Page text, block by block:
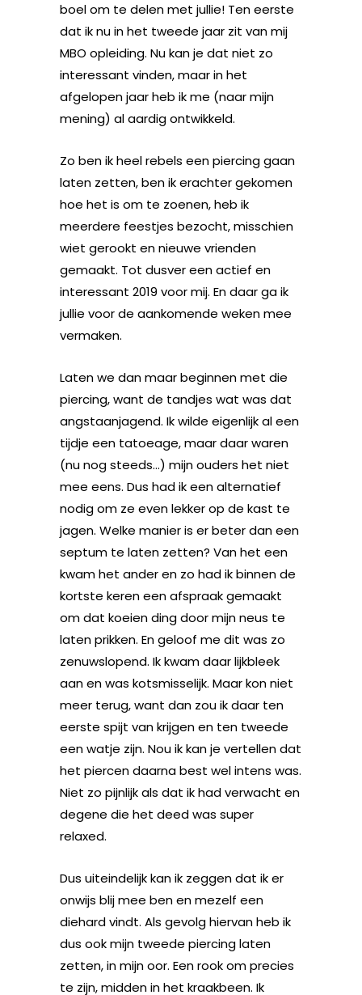
boel om te delen met jullie! Ten eerste
dat ik nu in het tweede jaar zit van mij
MBO opleiding. Nu kan je dat niet zo
interessant vinden, maar in het
afgelopen jaar heb ik me (naar mijn
mening) al aardig ontwikkeld.
Zo ben ik heel rebels een piercing gaan
laten zetten, ben ik erachter gekomen
hoe het is om te zoenen, heb ik
meerdere feestjes bezocht, misschien
wiet gerookt en nieuwe vrienden
gemaakt. Tot dusver een actief en
interessant 2019 voor mij. En daar ga ik
jullie voor de aankomende weken mee
vermaken.
Laten we dan maar beginnen met die
piercing, want de tandjes wat was dat
angstaanjagend. Ik wilde eigenlijk al een
tijdje een tatoeage, maar daar waren
(nu nog steeds…) mijn ouders het niet
mee eens. Dus had ik een alternatief
nodig om ze even lekker op de kast te
jagen. Welke manier is er beter dan een
septum te laten zetten? Van het een
kwam het ander en zo had ik binnen de
kortste keren een afspraak gemaakt
om dat koeien ding door mijn neus te
laten prikken. En geloof me dit was zo
zenuwslopend. Ik kwam daar lijkbleek
aan en was kotsmisselijk. Maar kon niet
meer terug, want dan zou ik daar ten
eerste spijt van krijgen en ten tweede
een watje zijn. Nou ik kan je vertellen dat
het piercen daarna best wel intens was.
Niet zo pijnlijk als dat ik had verwacht en
degene die het deed was super
relaxed.
Dus uiteindelijk kan ik zeggen dat ik er
onwijs blij mee ben en mezelf een
diehard vindt. Als gevolg hiervan heb ik
dus ook mijn tweede piercing laten
zetten, in mijn oor. Een rook om precies
te zijn, midden in het kraakbeen. Ik